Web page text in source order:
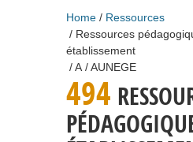
Home
Ressources
Ressources
établissement
A
AUNEGE
494